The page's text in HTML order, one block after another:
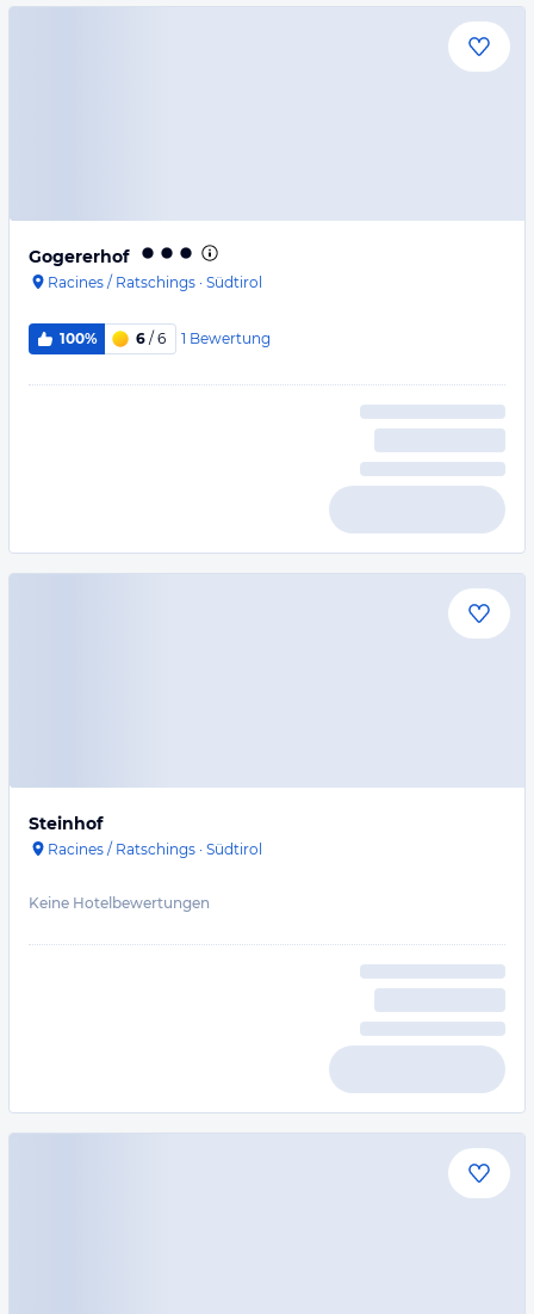
Gogererhof
Racines / Ratschings · Südtirol
100% 6 / 6 1 Bewertung
Steinhof
Racines / Ratschings · Südtirol
Keine Hotelbewertungen